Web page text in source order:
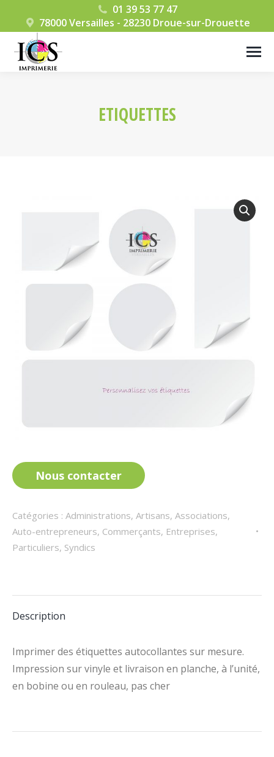
01 39 53 77 47
78000 Versailles - 28230 Droue-sur-Drouette
ETIQUETTES
Nous contacter
Catégories : Administrations, Artisans, Associations,
Auto-entrepreneurs, Commerçants, Entreprises,
Particuliers, Syndics
Description
Imprimer des étiquettes autocollantes sur mesure.
Impression sur vinyle et livraison en planche, à l’unité,
en bobine ou en rouleau, pas cher